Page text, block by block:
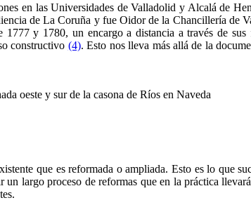
en las Universidades de Valladolid y Alcalá de
de La Coruña y fue Oidor de la Chancillería de
y 1780, un encargo a distancia a través de
constructivo (4). Esto nos lleva más allá de la
que es reformada o ampliada. Esto es lo que
largo proceso de reformas que en la práctica